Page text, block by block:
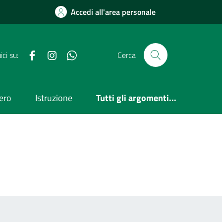
Accedi all'area personale
su: FacebookInstagram Cerca
Istruzione Tutti gli argomenti...